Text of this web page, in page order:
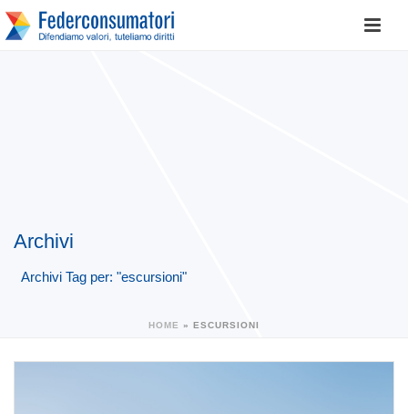
Archivi
Archivi Tag per: "escursioni"
HOME » ESCURSIONI